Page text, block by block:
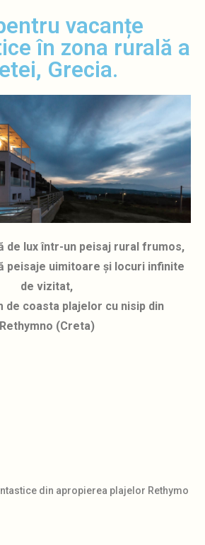
vacanțe
în zona rurală a
Grecia.
de lux într-un peisaj rural frumos,
peisaje uimitoare și locuri infinite
de vizitat,
de coasta plajelor cu nisip din
Rethymno (Creta)
din apropierea plajelor Rethymo